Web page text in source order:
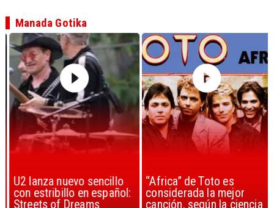
U2 lanza nuevo sencillo
con estribillo en español:
Streets of Dreams
“Africa” de Toto es
considerada la mejor
canción, según la ciencia
Manada Gotika